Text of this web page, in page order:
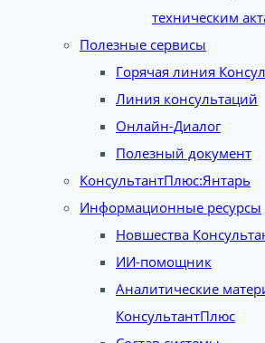
техническим
Полезные сервисы
Горячая линия
Линия консультаций
Онлайн-Диалог
Полезный документ
КонсультантПлюс:Янтарь
Информационные ресурсы
Новшества
ИИ-помощник
Аналитические
КонсультантПлюс